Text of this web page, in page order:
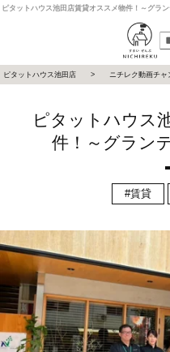
ピタットハウス池田店 ニチレク動画チャ
ピタットハウス
件！～グラン
賃貸